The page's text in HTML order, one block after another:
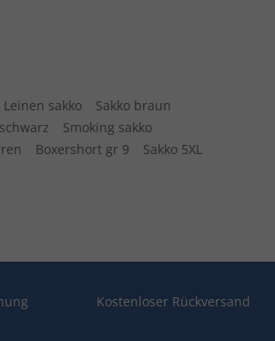
Leinen sakko
Sakko braun
Smoking sakko
Boxershort gr 9
Sakko 5XL
Kostenloser Rückversand